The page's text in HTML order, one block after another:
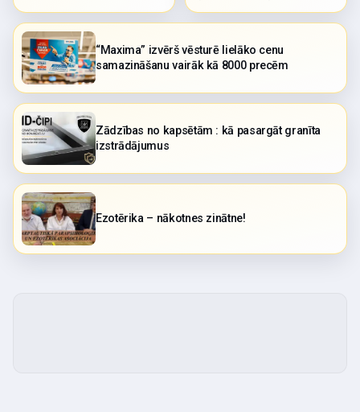
“Maxima” izvērš vēsturē lielāko cenu
samazināšanu vairāk kā 8000 precēm
Zādzības no kapsētām : kā pasargāt granīta
izstrādājumus
Ezotērika – nākotnes zinātne!